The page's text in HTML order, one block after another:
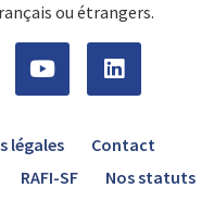
ou étrangers.
légales
Contact
RAFI-SF Nos statuts